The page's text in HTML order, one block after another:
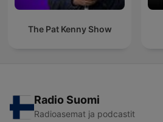
The Pat Kenny Show
Radio Suomi
Radioasemat ja podcastit